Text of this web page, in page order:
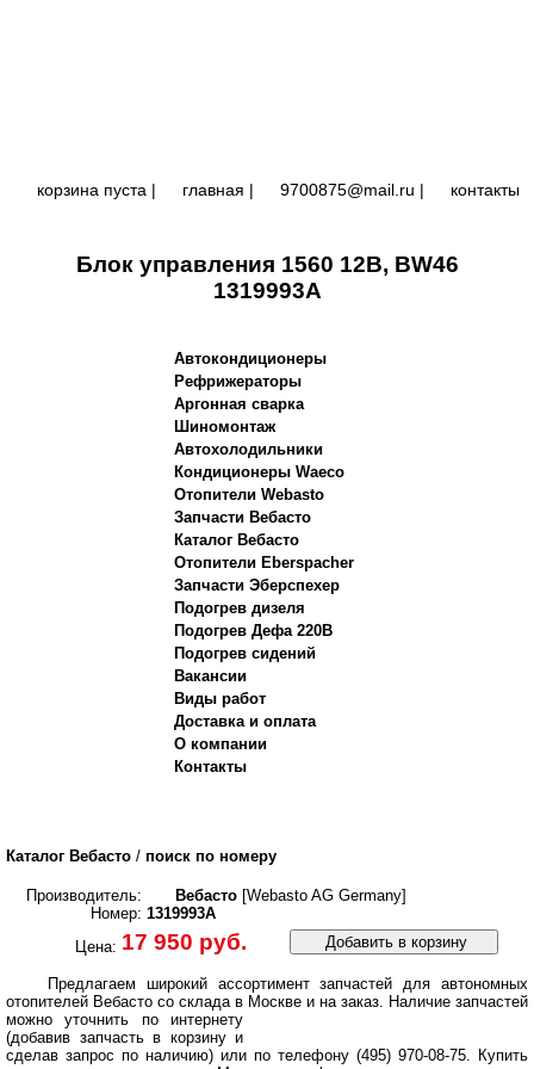
корзина пуста | главная | 9700875@mail.ru | контакты
Блок управления 1560 12В, BW46
1319993A
Автокондиционеры
Рефрижераторы
Аргонная сварка
Шиномонтаж
Автохолодильники
Кондиционеры Waeco
Отопители Webasto
Запчасти Вебасто
Каталог Вебасто
Отопители Eberspacher
Запчасти Эберспехер
Подогрев дизеля
Подогрев Дефа 220В
Подогрев сидений
Вакансии
Виды работ
Доставка и оплата
О компании
Контакты
Каталог Вебасто / поиск по номеру
Производитель:
Номер:
Вебасто [Webasto AG Germany]
1319993A
Цена: 17 950 руб. Добавить в корзину
Предлагаем широкий ассортимент запчастей для автономных
отопителей Вебасто со склада в Москве и на заказ. Наличие запчастей
можно уточнить по интернету
(добавив запчасть в корзину и
сделав запрос по наличию) или по телефону (495) 970-08-75. Купить